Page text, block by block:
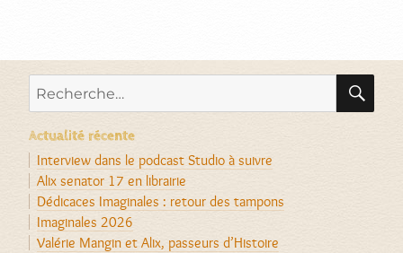
pour :
Actualité récente
Interview dans le podcast Studio à suivre
Alix senator 17 en librairie
Dédicaces Imaginales : retour des tampons
Imaginales 2026
Valérie Mangin et Alix, passeurs d’Histoire